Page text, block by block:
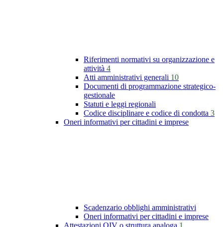
Riferimenti normativi su organizzazione e
attività 4
Atti amministrativi generali 10
Documenti di programmazione strategico-
gestionale
Statuti e leggi regionali
Codice disciplinare e codice di condotta 3
Oneri informativi per cittadini e imprese
Scadenzario obblighi amministrativi
Oneri informativi per cittadini e imprese